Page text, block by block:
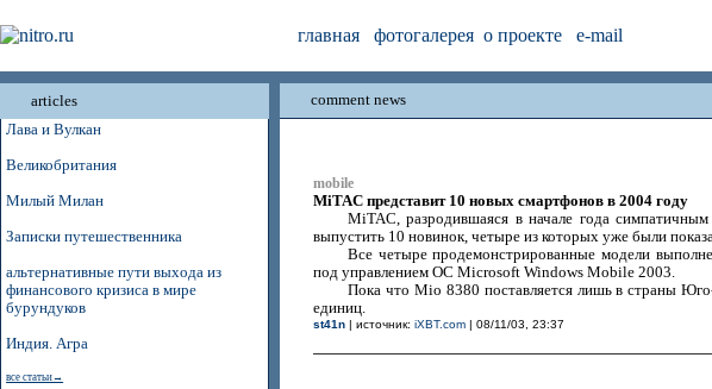
главная фотогалерея о проекте e-mail
articles
Лава и Вулкан
Великобритания
Милый Милан
Записки путешественника
альтернативные пути выхода из
финансового кризиса в мире
бурундуков
Индия. Агра
все статьи→
comment news
mobile
MiTAC представит 10 новых смартфонов в 2004 году
MiTAC, разродившаяся в начале года
выпустить 10 новинок, четыре из которых уже были
Все четыре продемонстрированные модели
под управлением ОС Microsoft Windows Mobile 2003.
Пока что Mio 8380 поставляется лишь в страны
единиц.
st41n| источник: iXBT.com| 08/11/03, 23:37